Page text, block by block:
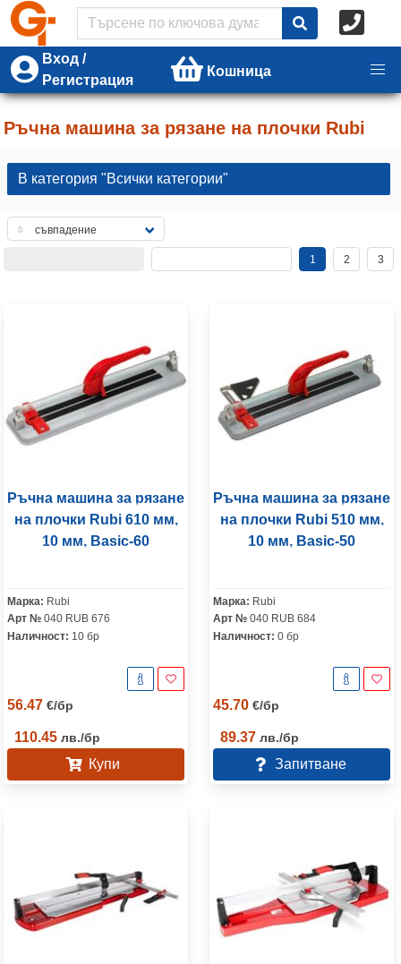
Вход /
Регистрация
Кошница
Ръчна машина за рязане на плочки Rubi
В категория "Всички категории"
1 2 3
Ръчна машина за рязане
на плочки Rubi 610 мм,
10 мм, Basic-60
Марка: Rubi
Арт № 040 RUB 676
Наличност: 10 бр
56.47 €/бр
110.45 лв./бр
Купи
Ръчна машина за рязане
на плочки Rubi 510 мм,
10 мм, Basic-50
Марка: Rubi
Арт № 040 RUB 684
Наличност: 0 бр
45.70 €/бр
89.37 лв./бр
Запитване